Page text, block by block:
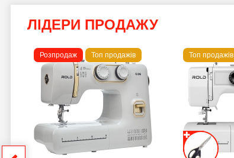
ЛІДЕРИ ПРОДАЖУ
Розпродаж Топ продажів Топ продажів